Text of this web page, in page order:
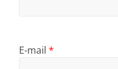
E-mail *